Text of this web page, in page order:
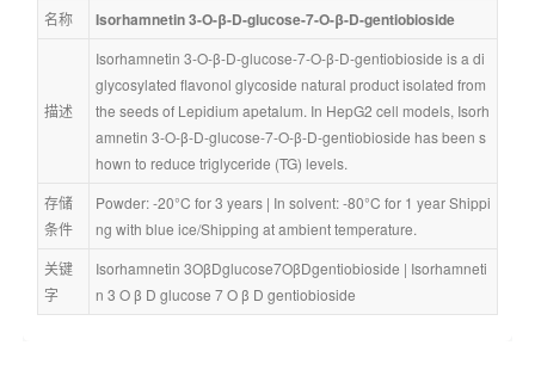
名称 Isorhamnetin 3-O-β-D-glucose-7-O-β-D-gentiobioside
描述
Isorhamnetin 3-O-β-D-glucose-7-O-β-D-gentiobioside is a di
glycosylated flavonol glycoside natural product isolated from
the seeds of Lepidium apetalum. In HepG2 cell models, Isorh
amnetin 3-O-β-D-glucose-7-O-β-D-gentiobioside has been s
hown to reduce triglyceride (TG) levels.
存储
条件
Powder: -20°C for 3 years | In solvent: -80°C for 1 year Shippi
ng with blue ice/Shipping at ambient temperature.
关键
字
Isorhamnetin 3OβDglucose7OβDgentiobioside | Isorhamneti
n 3 O β D glucose 7 O β D gentiobioside